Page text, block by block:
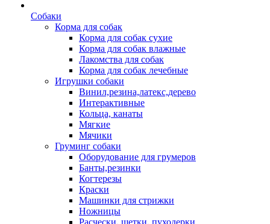
Собаки
Корма для собак
Корма для собак сухие
Корма для собак влажные
Лакомства для собак
Корма для собак лечебные
Игрушки собаки
Винил,резина,латекс,дерево
Интерактивные
Кольца, канаты
Мягкие
Мячики
Груминг собаки
Оборудование для грумеров
Банты,резинки
Когтерезы
Краски
Машинки для стрижки
Ножницы
Расчески, щетки, пуходерки